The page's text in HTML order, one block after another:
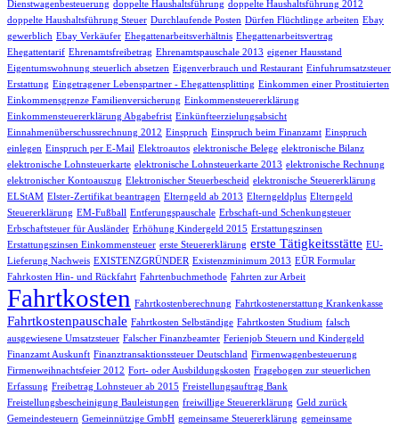
Dienstwagenbesteuerung doppelte Haushaltsführung doppelte Haushaltsführung 2012
doppelte Haushaltsführung Steuer Durchlaufende Posten Dürfen Flüchtlinge arbeiten Ebay
gewerblich Ebay Verkäufer Ehegattenarbeitsverhältnis Ehegattenarbeitsvertrag
Ehegattentarif Ehrenamtsfreibetrag Ehrenamtspauschale 2013 eigener Hausstand
Eigentumswohnung steuerlich absetzen Eigenverbrauch und Restaurant Einfuhrumsatzsteuer
Erstattung Eingetragener Lebenspartner - Ehegattensplitting Einkommen einer Prostituierten
Einkommensgrenze Familienversicherung Einkommensteuererklärung
Einkommensteuererklärung Abgabefrist Einkünfteerzielungsabsicht
Einnahmenüberschussrechnung 2012 Einspruch Einspruch beim Finanzamt Einspruch
einlegen Einspruch per E-Mail Elektroautos elektronische Belege elektronische Bilanz
elektronische Lohnsteuerkarte elektronische Lohnsteuerkarte 2013 elektronische Rechnung
elektronischer Kontoauszug Elektronischer Steuerbescheid elektronische Steuererklärung
ELStAM Elster-Zertifikat beantragen Elterngeld ab 2013 Elterngeldplus Elterngeld
Steuererklärung EM-Fußball Entferungspauschale Erbschaft-und Schenkungsteuer
Erbschaftsteuer für Ausländer Erhöhung Kindergeld 2015 Erstattungszinsen
Erstattungszinsen Einkommensteuer erste Steuererklärung erste Tätigkeitsstätte EU-
Lieferung Nachweis EXISTENZGRÜNDER Existenzminimum 2013 EÜR Formular
Fahrkosten Hin- und Rückfahrt Fahrtenbuchmethode Fahrten zur Arbeit
Fahrtkosten Fahrtkostenberechnung Fahrtkostenerstattung Krankenkasse
Fahrtkostenpauschale Fahrtkosten Selbständige Fahrtkosten Studium falsch
ausgewiesene Umsatzsteuer Falscher Finanzbeamter Ferienjob Steuern und Kindergeld
Finanzamt Auskunft Finanztransaktionssteuer Deutschland Firmenwagenbesteuerung
Firmenweihnachtsfeier 2012 Fort- oder Ausbildungskosten Fragebogen zur steuerlichen
Erfassung Freibetrag Lohnsteuer ab 2015 Freistellungsauftrag Bank
Freistellungsbescheinigung Bauleistungen freiwillige Steuererklärung Geld zurück
Gemeindesteuern Gemeinnützige GmbH gemeinsame Steuererklärung gemeinsame